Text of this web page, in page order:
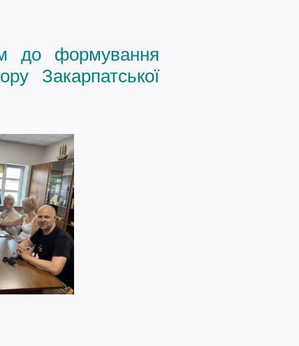
до формування
Закарпатської